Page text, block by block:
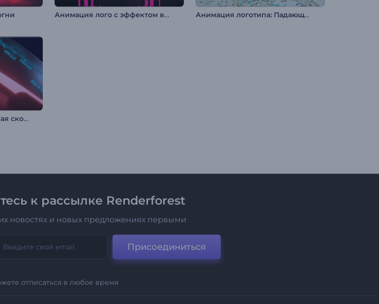
Анимация лого с эффектом видеомэппинга Анимация логотипа: Падающие шары
Анимация лого: Гоночная скорость
к рассылке Renderforest
новостях и новых предложениях первыми
Присоединиться
отписаться в любое время